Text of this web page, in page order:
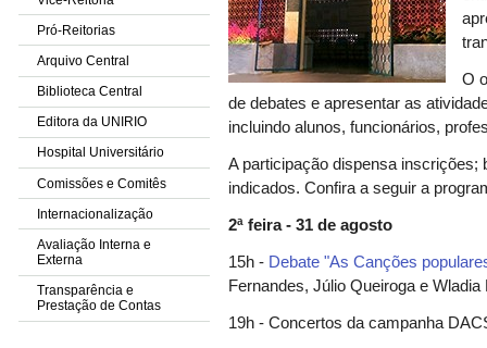
Pró-Reitorias
Arquivo Central
Biblioteca Central
Editora da UNIRIO
Hospital Universitário
Comissões e Comitês
Internacionalização
Avaliação Interna e
Externa
Transparência e
Prestação de Contas
O
de debates e apresentar as
incluindo alunos, funcionários,
A participação dispensa inscrições;
indicados. Confira a seguir a
2ª feira - 31 de agosto
15h - Debate "As Canções
Fernandes, Júlio Queiroga e
19h - Concertos da campanha